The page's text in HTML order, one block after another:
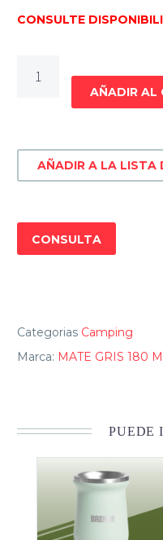
CONSULTE
GRIS
BREMEN
8626
cantidad
AÑADIR AL
AÑADIR A LA LISTA
CONSULTA
Categorias Camping
Marca: MATE GRIS 180
PUEDE